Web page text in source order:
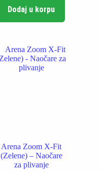
Dodaj u korpu
Arena Zoom X-Fit
(Zelene) – Naočare
za plivanje